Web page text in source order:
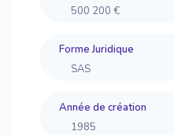
500 200 €
Forme Juridique
SAS
Année de création
1985